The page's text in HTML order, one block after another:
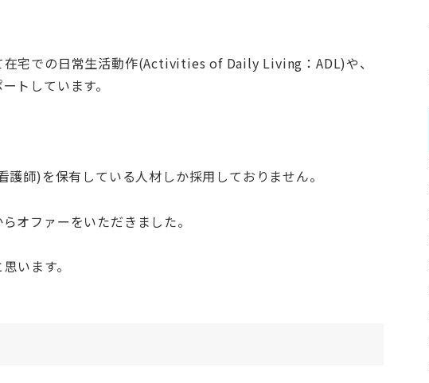
在宅での日常生活動作(Activities of Daily Living：ADL)や、
トしています。
師)を保有している人材しか採用しておりません。
オファーをいただきました。
います。